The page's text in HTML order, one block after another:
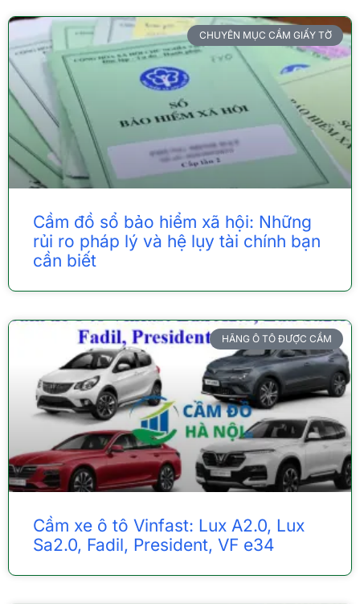
CHUYÊN MỤC CẦM GIẤY TỜ
Cầm đồ sổ bảo hiểm xã hội: Những
rủi ro pháp lý và hệ lụy tài chính bạn
cần biết
HÃNG Ô TÔ ĐƯỢC CẦM
Cầm xe ô tô Vinfast: Lux A2.0, Lux
Sa2.0, Fadil, President, VF e34